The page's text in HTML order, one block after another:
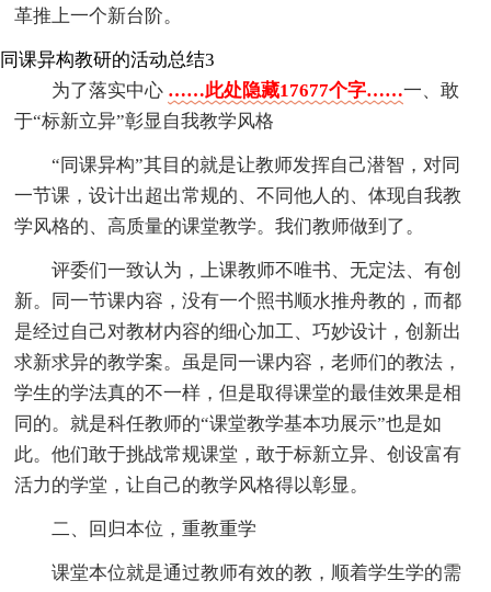
革推上一个新台阶。
同课异构教研的活动总结3
为了落实中心 ……此处隐藏17677个字……一、敢
于“标新立异”彰显自我教学风格
“同课异构”其目的就是让教师发挥自己潜智，对同
一节课，设计出超出常规的、不同他人的、体现自我教
学风格的、高质量的课堂教学。我们教师做到了。
评委们一致认为，上课教师不唯书、无定法、有创
新。同一节课内容，没有一个照书顺水推舟教的，而都
是经过自己对教材内容的细心加工、巧妙设计，创新出
求新求异的教学案。虽是同一课内容，老师们的教法，
学生的学法真的不一样，但是取得课堂的最佳效果是相
同的。就是科任教师的“课堂教学基本功展示”也是如
此。他们敢于挑战常规课堂，敢于标新立异、创设富有
活力的学堂，让自己的教学风格得以彰显。
二、回归本位，重教重学
课堂本位就是通过教师有效的教，顺着学生学的需